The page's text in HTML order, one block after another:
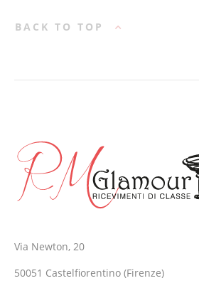
BACK TO TOP
Via Newton, 20
50051 Castelfiorentino (Firenze)